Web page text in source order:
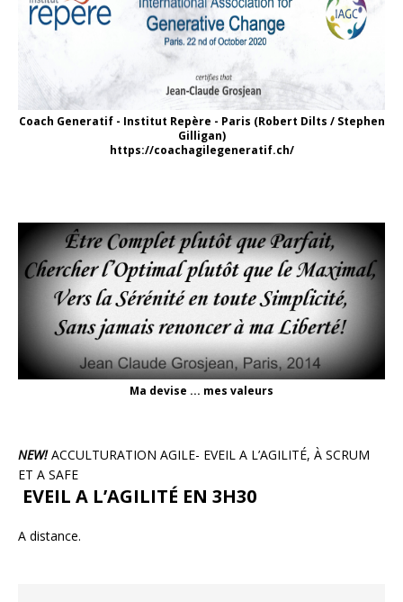
Coach Generatif - Institut Repère - Paris (Robert Dilts / Stephen
Gilligan)
https://coachagilegeneratif.ch/
Ma devise ... mes valeurs
NEW!ACCULTURATION AGILE- EVEIL A L’AGILITÉ, À SCRUM
ET A SAFE
EVEIL A L’AGILITÉ EN 3H30
A distance.